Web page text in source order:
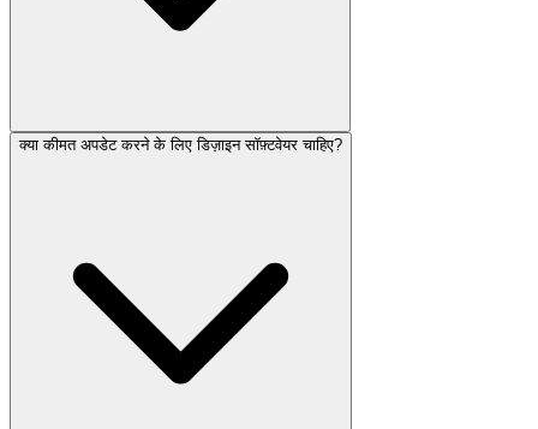
क्या कीमत अपडेट करने के लिए डिज़ाइन सॉफ़्टवेयर चाहिए?